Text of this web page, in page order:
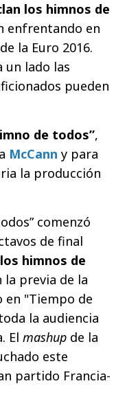
los himnos de
enfrentando en
la Euro 2016.
un lado las
pueden
de todos”,
McCann y para
la producción
comenzó
de final
himnos de
la previa de la
"Tiempo de
la audiencia
El mashup de la
este
partido Francia-